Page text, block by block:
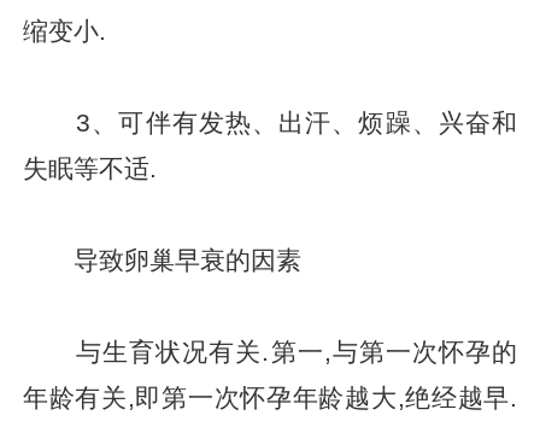
缩变小.
3、可伴有发热、出汗、烦躁、兴奋和
失眠等不适.
导致卵巢早衰的因素
与生育状况有关.第一,与第一次怀孕的
年龄有关,即第一次怀孕年龄越大,绝经越早.